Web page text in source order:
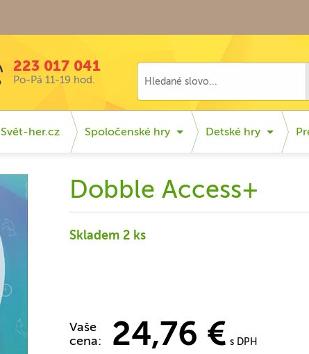
223 017 041
Po-Pá 11-19 hod.
Svět-her.cz Spoločenské hry Detské hry
Dobble Access+
Vaše
cena:
24,76 € s DPH
Skladem 2 ks